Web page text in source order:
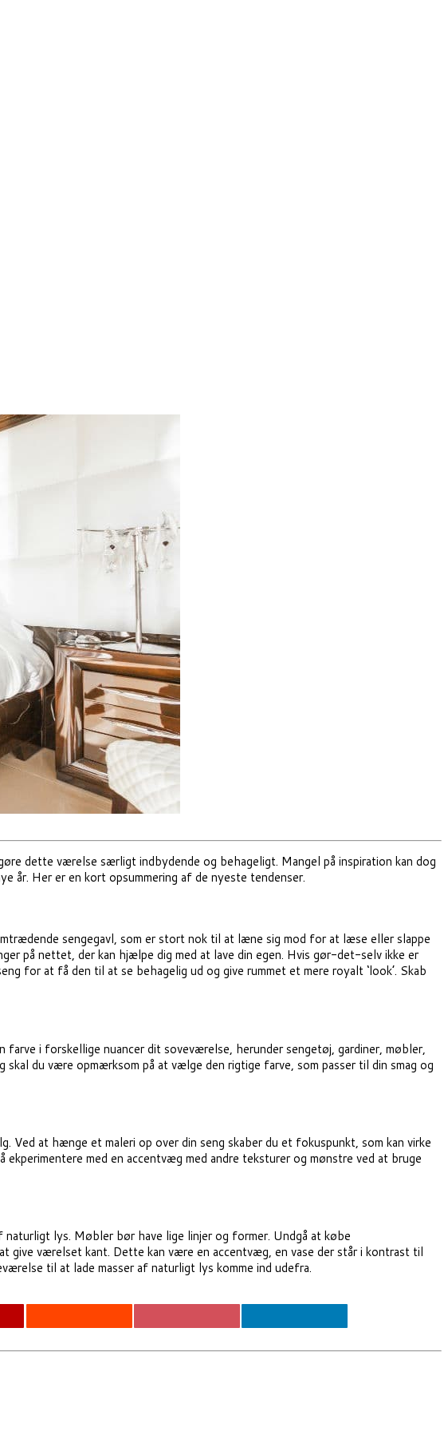
dette værelse særligt indbydende og behageligt. Mangel på inspiration kan dog
år. Her er en kort opsummering af de nyeste tendenser.
sengegavl, som er stort nok til at læne sig mod for at læse eller slappe
på nettet, der kan hjælpe dig med at lave din egen. Hvis gør-det-selv ikke er
for at få den til at se behagelig ud og give rummet et mere royalt ‘look’. Skab
i forskellige nuancer dit soveværelse, herunder sengetøj, gardiner, møbler,
du være opmærksom på at vælge den rigtige farve, som passer til din smag og
at hænge et maleri op over din seng skaber du et fokuspunkt, som kan virke
med en accentvæg med andre teksturer og mønstre ved at bruge
lys. Møbler bør have lige linjer og former. Undgå at købe
give værelset kant. Dette kan være en accentvæg, en vase der står i kontrast til
til at lade masser af naturligt lys komme ind udefra.